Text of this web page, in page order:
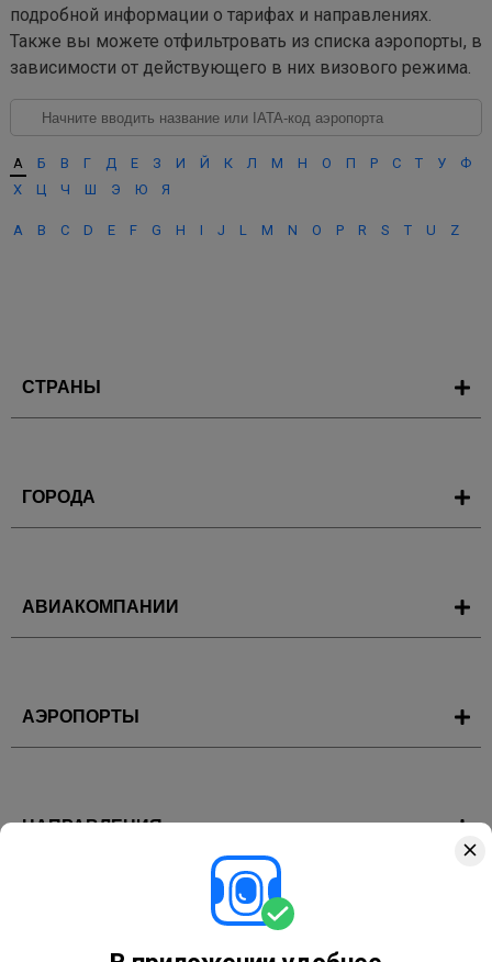
подробной информации о тарифах и направлениях.
Также вы можете отфильтровать из списка аэропорты, в
зависимости от действующего в них визового режима.
А Б В Г Д Е З И Й К Л М Н О П Р С Т У
Ф
Х
Ц Ч Ш Э Ю Я
A B C D E F G H I J L M N O P R S T U Z
СТРАНЫ
ГОРОДА
АВИАКОМПАНИИ
АЭРОПОРТЫ
НАПРАВЛЕНИЯ